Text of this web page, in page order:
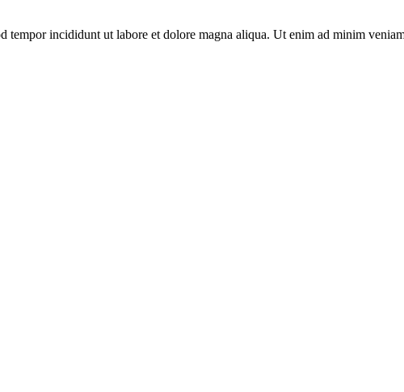
tempor incididunt ut labore et dolore magna aliqua. Ut enim ad minim